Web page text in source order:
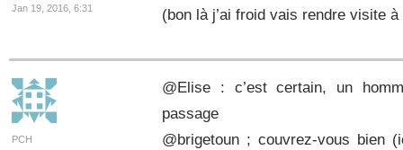
Jan 19, 2016, 6:31
(bon là j’ai froid vais rendre visite
PCH
@Elise : c’est certain, un
passage
@brigetoun ; couvrez-vous bien